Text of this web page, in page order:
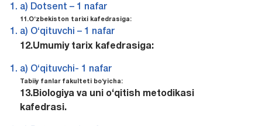
a) Dotsent – 1 nafar
11.O‘zbekiston tarixi kafedrasiga:
a) O‘qituvchi – 1 nafar
12.Umumiy tarix kafedrasiga:
a) O‘qituvchi- 1 nafar
Tabiiy fanlar fakulteti bo‘yicha:
13.Biologiya va uni o‘qitish metodikasi
kafedrasi.